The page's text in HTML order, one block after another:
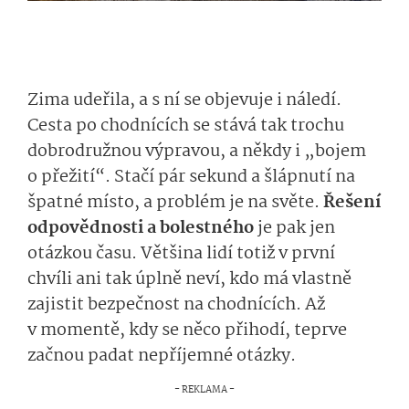
Zima udeřila, a s ní se objevuje i náledí.
Cesta po chodnících se stává tak trochu
dobrodružnou výpravou, a někdy i „bojem
o přežití“. Stačí pár sekund a šlápnutí na
špatné místo, a problém je na světe. Řešení
odpovědnosti a bolestnéhoje pak jen
otázkou času. Většina lidí totiž v první
chvíli ani tak úplně neví, kdo má vlastně
zajistit bezpečnost na chodnících. Až
v momentě, kdy se něco přihodí, teprve
začnou padat nepříjemné otázky.